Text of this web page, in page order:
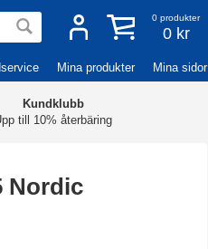
0 produkter
0 kr
Mina produkter Mina sidor
Kundklubb
till 10% återbäring
Nordic